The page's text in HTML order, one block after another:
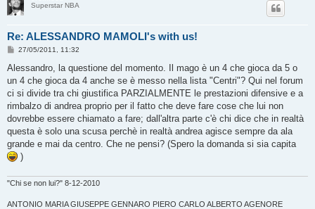
Superstar NBA
Re: ALESSANDRO MAMOLI's with us!
M
s
a
g
i
o
27/05/2011, 11:32
Alessandro, la questione del momento. Il mago è un 4 che gioca da 5 o
un 4 che gioca da 4 anche se è messo nella lista "Centri"? Qui nel forum
ci si divide tra chi giustifica PARZIALMENTE le prestazioni difensive e a
rimbalzo di andrea proprio per il fatto che deve fare cose che lui non
dovrebbe essere chiamato a fare; dall'altra parte c'è chi dice che in realtà
questa è solo una scusa perchè in realtà andrea agisce sempre da ala
grande e mai da centro. Che ne pensi? (Spero la domanda si sia capita
)
"Chi se non lui?" 8-12-2010
ANTONIO MARIA GIUSEPPE GENNARO PIERO CARLO ALBERTO AGENORE